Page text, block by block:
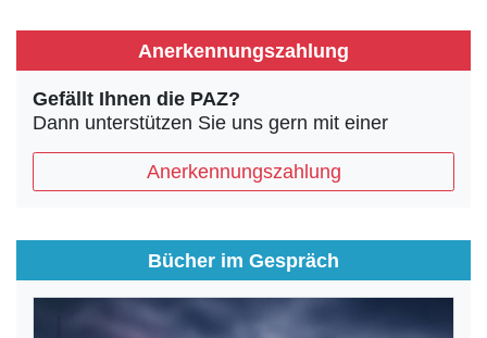
Anerkennungszahlung
Gefällt Ihnen die PAZ?
Dann unterstützen Sie uns gern mit einer
Anerkennungszahlung
Bücher im Gespräch